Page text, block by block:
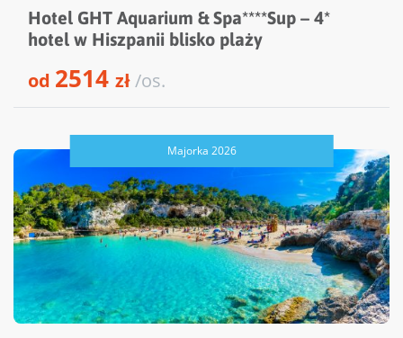
Hotel GHT Aquarium & Spa****Sup – 4*
hotel w Hiszpanii blisko plaży
od 2514 zł/os.
Majorka 2026